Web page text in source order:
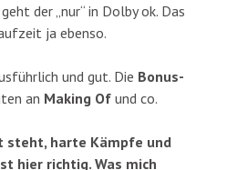
der „nur“ in Dolby ok. Das
ja ebenso.
und gut. Die Bonus-
an Making Of und co.
steht, harte Kämpfe und
hier richtig. Was mich